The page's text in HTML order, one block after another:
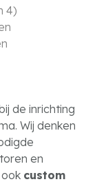
4)
de inrichting
Wij denken
en
custom